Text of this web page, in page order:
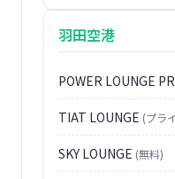
羽田空港
POWER LOUNGE
TIAT LOUNGE (プラ
SKY LOUNGE (無料)